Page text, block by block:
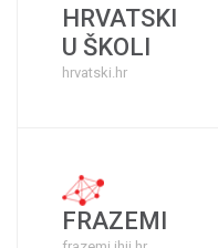
HRVATSKI
U ŠKOLI
hrvatski.hr
FRAZEMI